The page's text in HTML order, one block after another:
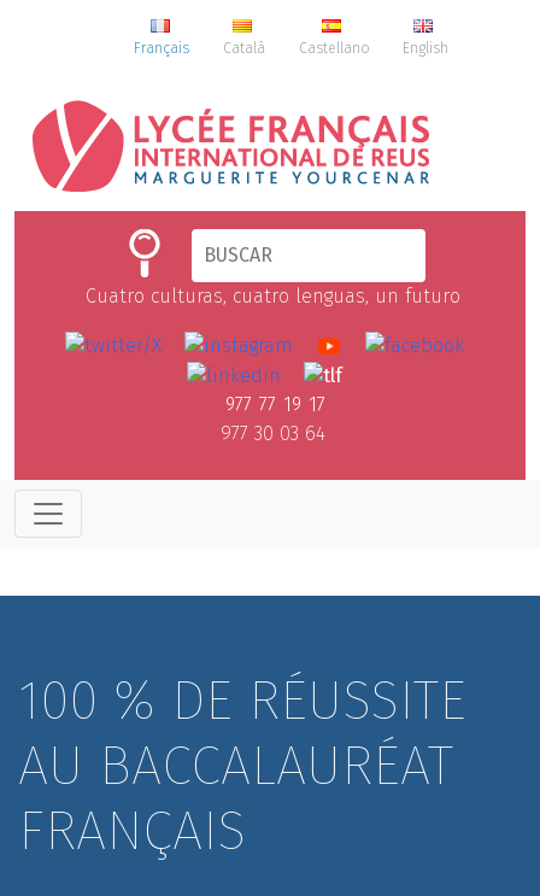
Français Català Castellano English
Cuatro culturas, cuatro lenguas, un futuro
977 77 19 17
977 30 03 64
100 % DE RÉUSSITE
AU BACCALAURÉAT
FRANÇAIS